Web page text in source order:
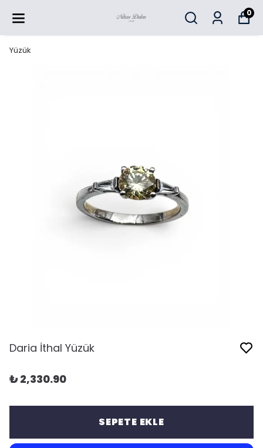
0
Yüzük
Daria İthal Yüzük
₺ 2,330.90
SEPETE EKLE